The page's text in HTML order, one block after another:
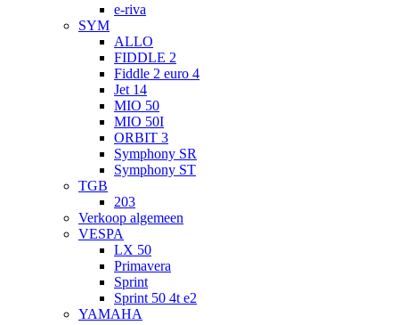
e-riva
SYM
ALLO
FIDDLE 2
Fiddle 2 euro 4
Jet 14
MIO 50
MIO 50I
ORBIT 3
Symphony SR
Symphony ST
TGB
203
Verkoop algemeen
VESPA
LX 50
Primavera
Sprint
Sprint 50 4t e2
YAMAHA